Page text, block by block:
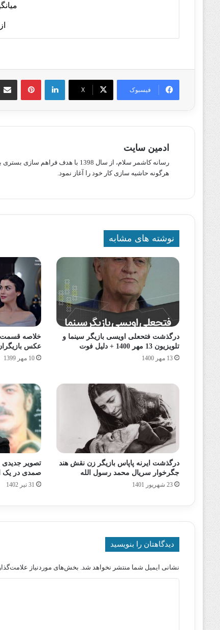
فیسبوک X
لینکدین
ادمین سایت
رسانه کاشمر سلام، از سال 1398 با
هرگونه حاشیه سازی کار خود را آغاز نمود.
نوشته های مشابه
درگذشت فتحعلی اویسی بازیگر سینما و
تلویزیون 13 مهر 1400 + دلیل فوت
13 مهر 1400
خلاصه قسمت
عکس
10 مهر 1399
درگذشت ایرنه پاپاس بازیگر زن نقش هند
جگرخوار سریال محمد رسول الله
23 شهریور 1401
تصویر جدیدی
صمدی در یک
31 تیر 1402
دیدگاهتان را بنویسید
نشانی ایمیل شما منتشر نخواهد شد. بخش‌های موردنیاز